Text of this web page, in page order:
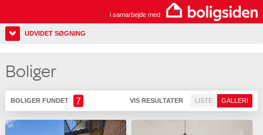
i samarbejde med
UDVIDET SØGNING
Boliger
BOLIGER FUNDET 7 VIS RESULTATER LISTE GALLERI